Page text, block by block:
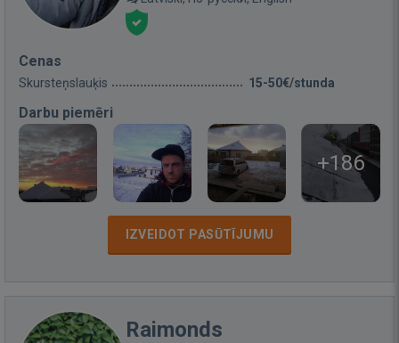
Cenas
Skursteņslauķis 15-50€/stunda
Darbu piemēri
+186
IZVEIDOT PASŪTĪJUMU
Raimonds